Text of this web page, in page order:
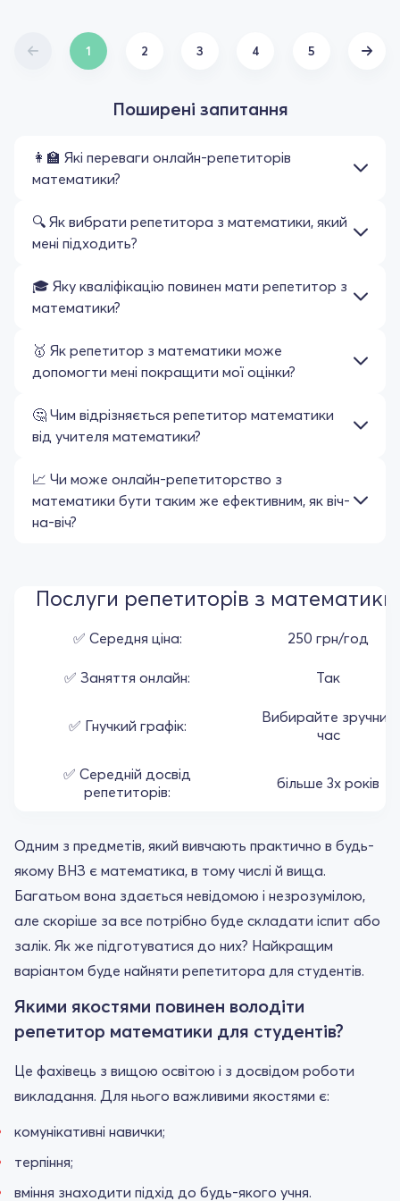
1 2 3 4 5
Поширені запитання
👩‍🏫 Які переваги онлайн-репетиторів
математики?
🔍 Як вибрати репетитора з математики, який
мені підходить?
🎓 Яку кваліфікацію повинен мати репетитор з
математики?
🥇 Як репетитор з математики може
допомогти мені покращити мої оцінки?
🤔 Чим відрізняється репетитор математики
від учителя математики?
📈 Чи може онлайн-репетиторство з
математики бути таким же ефективним, як віч-
на-віч?
Послуги репетиторів з математики
✅ Середня ціна: 250 грн/год
✅ Заняття онлайн: Так
✅ Гнучкий графік:
Вибирайте зручний
час
✅ Середній досвід
репетиторів:
більше 3х років
Одним з предметів, який вивчають практично в будь-
якому ВНЗ є математика, в тому числі й вища.
Багатьом вона здається невідомою і незрозумілою,
але скоріше за все потрібно буде складати іспит або
залік. Як же підготуватися до них? Найкращим
варіантом буде найняти репетитора для студентів.
Якими якостями повинен володіти
репетитор математики для студентів?
Це фахівець з вищою освітою і з досвідом роботи
викладання. Для нього важливими якостями є:
комунікативні навички;
терпіння;
вміння знаходити підхід до будь-якого учня.